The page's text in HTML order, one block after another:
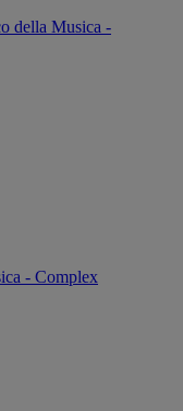
della Musica -
- Complex